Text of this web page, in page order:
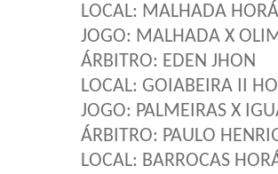
LOCAL: MALHADA
JOGO: MALHADA X
ÁRBITRO: EDEN JHON
LOCAL: GOIABEIRA II
JOGO: PALMEIRAS X
ÁRBITRO: PAULO
LOCAL: BARROCAS